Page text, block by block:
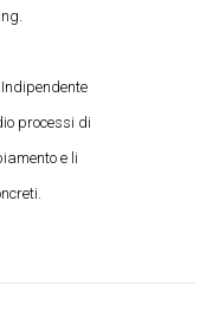
processi di
e li